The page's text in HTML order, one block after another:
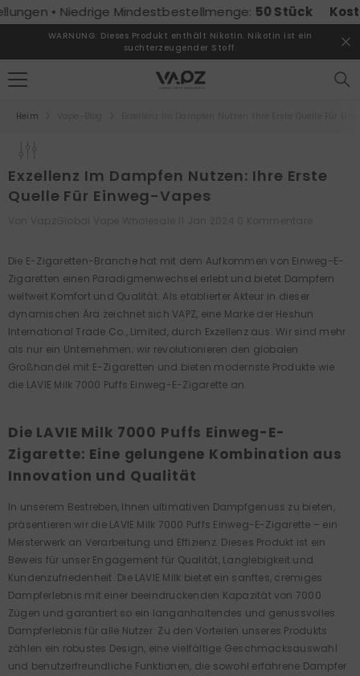
ZUM INHALT SPRINGEN
• Niedrige Mindestbestellmenge:50 Stück
WARNUNG: Dieses Produkt enthält Nikotin. Nikotin ist ein
suchterzeugender Stoff.
Heim
Exzellenz Im Dampfen Nutzen: Ihre Erste
Quelle Für Einweg-Vapes
Die E-Zigaretten-Branche hat mit dem Aufkommen von Einweg-E-
Zigaretten einen Paradigmenwechsel erlebt und bietet Dampfern
weltweit Komfort und Qualität. Als etablierter Akteur in dieser
dynamischen Ära zeichnet sich VAPZ, eine Marke der Heshun
International Trade Co., Limited, durch Exzellenz aus. Wir sind mehr
als nur ein Unternehmen; wir revolutionieren den globalen
Großhandel mit E-Zigaretten und bieten modernste Produkte wie
die LAVIE Milk 7000 Puffs Einweg-E-Zigarette an.
Die LAVIE Milk 7000 Puffs Einweg-E-
Zigarette: Eine gelungene Kombination aus
Innovation und Qualität
In unserem Bestreben, Ihnen ultimativen Dampfgenuss zu bieten,
präsentieren wir die LAVIE Milk 7000 Puffs Einweg-E-Zigarette – ein
Meisterwerk an Verarbeitung und Effizienz. Dieses Produkt ist ein
Beweis für unser Engagement für Qualität, Langlebigkeit und
Kundenzufriedenheit. Die LAVIE Milk bietet ein sanftes, cremiges
Dampferlebnis mit einer beeindruckenden Kapazität von 7000
Zügen und garantiert so ein langanhaltendes und genussvolles
Dampferlebnis für alle Nutzer. Zu den Vorteilen unseres Produkts
zählen ein robustes Design, eine vielfältige Geschmacksauswahl
und benutzerfreundliche Funktionen, die sowohl erfahrene Dampfer